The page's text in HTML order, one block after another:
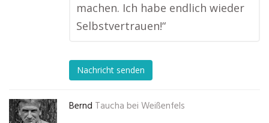
machen. Ich habe endlich wieder
Selbstvertrauen!“
Nachricht senden
Bernd Taucha bei Weißenfels